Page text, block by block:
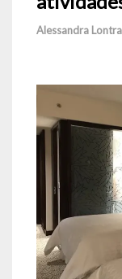
Alessandra Lontra